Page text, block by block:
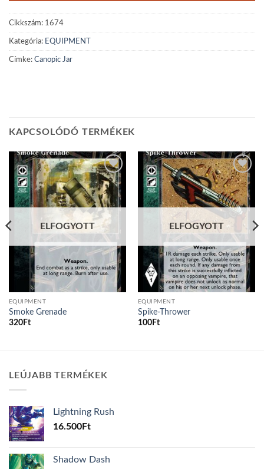
Cikkszám: 1674
Kategória: EQUIPMENT
Címke: Canopic Jar
KAPCSOLÓDÓ TERMÉKEK
Add to
wishlist
ELFOGYOTT
EQUIPMENT
Smoke Grenade
320Ft
Add to
wishlist
ELFOGYOTT
EQUIPMENT
Spike-Thrower
100Ft
LEÚJABB TERMÉKEK
Lightning Rush
16.500Ft
Shadow Dash